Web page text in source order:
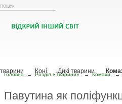
Головна → Розділ «Тварини» → Комахи →
Павутина як
тварини
Коні Дикі тварини